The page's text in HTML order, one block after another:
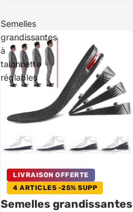
Semelles
grandissantes
à
talonnette
réglables
LIVRAISON OFFERTE
4 ARTICLES -25% SUPP
Semelles grandissantes